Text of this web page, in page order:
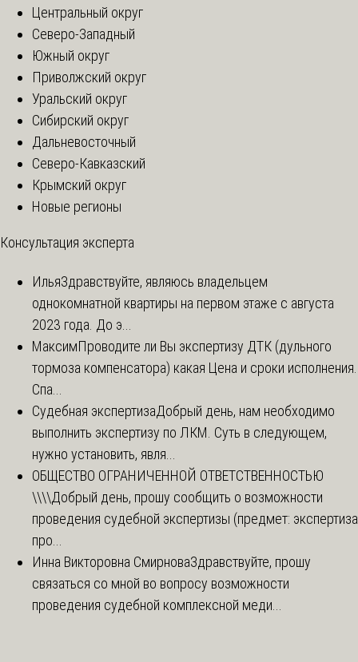
Центральный округ
Северо-Западный
Южный округ
Приволжский округ
Уральский округ
Сибирский округ
Дальневосточный
Северо-Кавказский
Крымский округ
Новые регионы
Консультация эксперта
ИльяЗдравствуйте, являюсь владельцем
однокомнатной квартиры на первом этаже с августа
2023 года. До э...
МаксимПроводите ли Вы экспертизу ДТК (дульного
тормоза компенсатора) какая Цена и сроки исполнения.
Спа...
Судебная экспертизаДобрый день, нам необходимо
выполнить экспертизу по ЛКМ. Суть в следующем,
нужно установить, явля...
ОБЩЕСТВО ОГРАНИЧЕННОЙ ОТВЕТСТВЕННОСТЬЮ
\\\\Добрый день, прошу сообщить о возможности
проведения судебной экспертизы (предмет: экспертиза
про...
Инна Викторовна СмирноваЗдравствуйте, прошу
связаться со мной во вопросу возможности
проведения судебной комплексной меди...